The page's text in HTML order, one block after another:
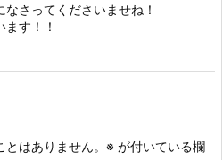
さってくださいませね！
す！！
はありません。 ※ が付いている欄